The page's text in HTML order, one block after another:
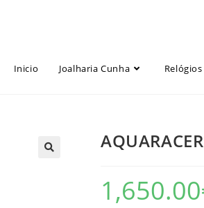
Inicio Joalharia Cunha Relógios
1,650.00